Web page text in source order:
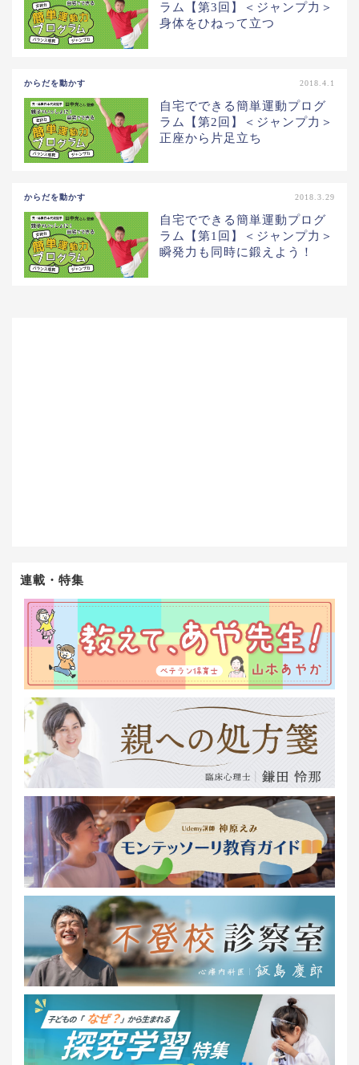
ラム【第3回】＜ジャンプ力＞
身体をひねって立つ
からだを動かす 2018.4.1
自宅でできる簡単運動プログ
ラム【第2回】＜ジャンプ力＞
正座から片足立ち
からだを動かす 2018.3.29
自宅でできる簡単運動プログ
ラム【第1回】＜ジャンプ力＞
瞬発力も同時に鍛えよう！
連載・特集